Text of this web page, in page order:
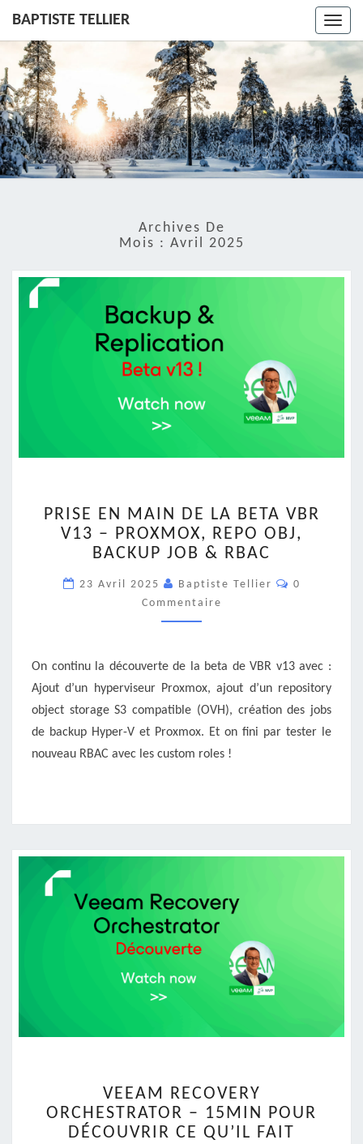
BAPTISTE TELLIER
Archives De
Mois : Avril 2025
EN
MAIN
DE
BETA
VBR
V13
OBJ,
BACKUP
JOB
PRISE EN MAIN DE LA BETA VBR
V13 – PROXMOX, REPO OBJ,
BACKUP JOB & RBAC
23 Avril 2025 Baptiste Tellier
0
Commentaire
On continu la découverte de la beta de VBR v13 avec :
Ajout d’un hyperviseur Proxmox, ajout d’un repository
object storage S3 compatible (OVH), création des jobs
de backup Hyper-V et Proxmox. Et on fini par tester le
nouveau RBAC avec les custom roles !
RECOVERY
ORCHESTRATOR
–
VEEAM RECOVERY
ORCHESTRATOR – 15MIN POUR
DÉCOUVRIR CE QU’IL FAIT